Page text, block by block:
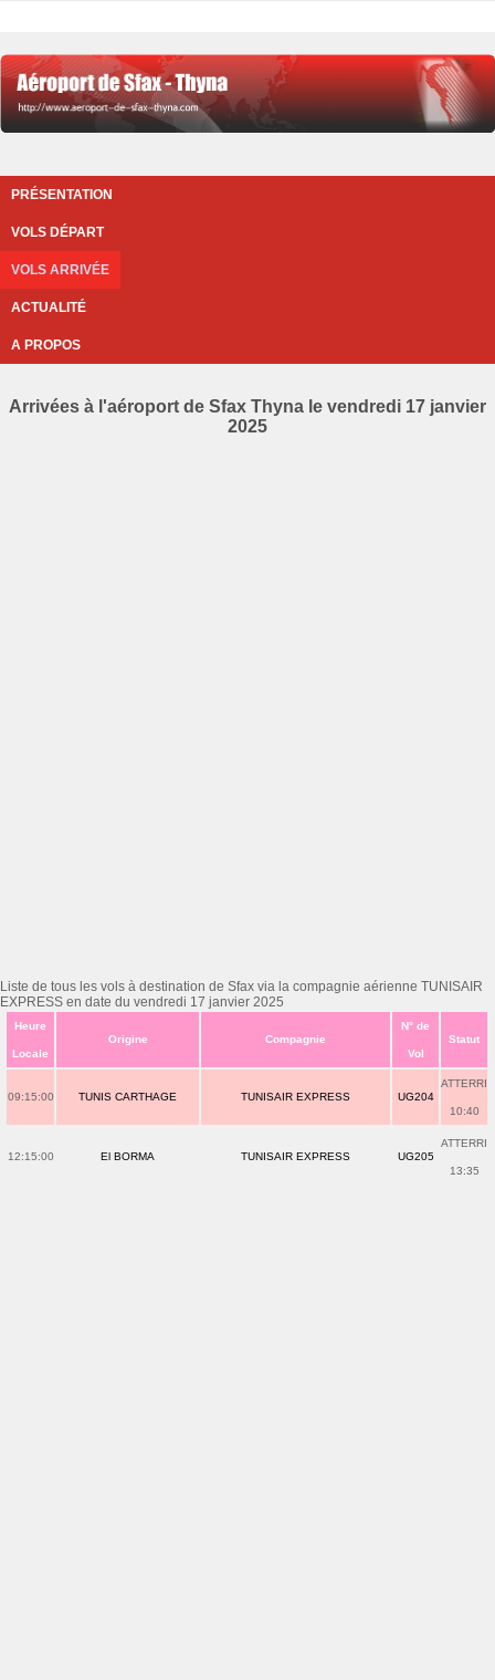
PRÉSENTATION
VOLS DÉPART
VOLS ARRIVÉE
ACTUALITÉ
A PROPOS
Arrivées à l'aéroport de Sfax Thyna le vendredi 17 janvier
2025
Liste de tous les vols à destination de Sfax via la compagnie aérienne TUNISAIR
EXPRESS en date du vendredi 17 janvier 2025
Heure
Locale
Origine Compagnie
N° de
Vol
Statut
09:15:00 TUNIS CARTHAGE TUNISAIR EXPRESS UG204
ATTERRI
10:40
12:15:00 El BORMA TUNISAIR EXPRESS UG205
ATTERRI
13:35